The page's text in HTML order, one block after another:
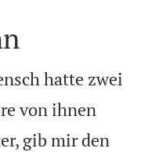
hatte zwei
von ihnen
gib mir den